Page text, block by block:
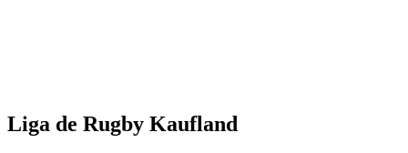
Liga de Rugby Kaufland